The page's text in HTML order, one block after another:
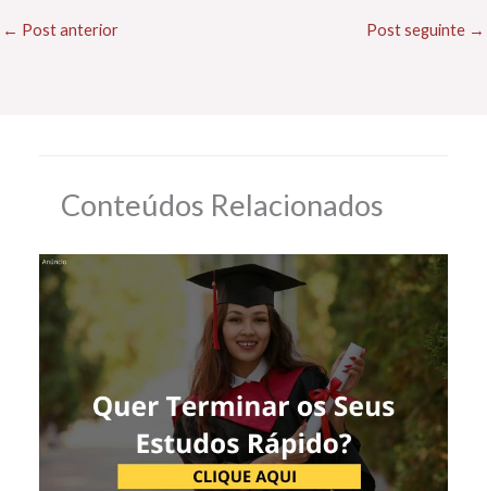
← Post anterior Post seguinte →
Conteúdos Relacionados